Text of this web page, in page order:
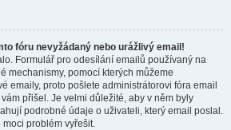
fóru nevyžádaný nebo urážlivý email!
Formulář pro odesílání emailů používaný na
mechanismy, pomocí kterých můžeme
emaily, proto pošlete administrátorovi fóra email
přišel. Je velmi důležité, aby v něm byly
podrobné údaje o uživateli, který email poslal.
problém vyřešit.